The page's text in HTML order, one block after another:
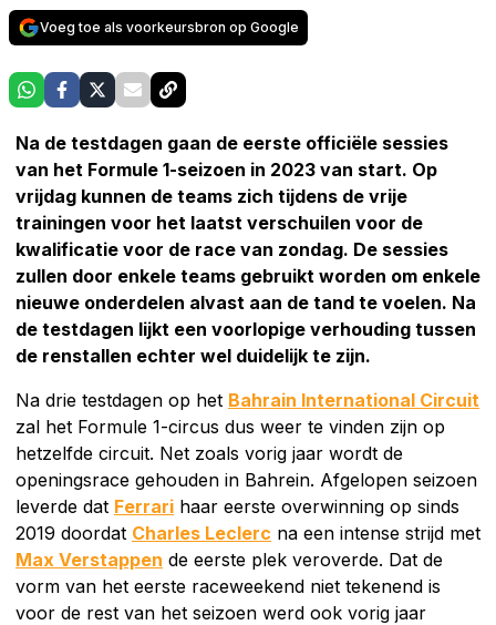
Voeg toe als voorkeursbron op Google
Na de testdagen gaan de eerste officiële sessies
van het Formule 1-seizoen in 2023 van start. Op
vrijdag kunnen de teams zich tijdens de vrije
trainingen voor het laatst verschuilen voor de
kwalificatie voor de race van zondag. De sessies
zullen door enkele teams gebruikt worden om enkele
nieuwe onderdelen alvast aan de tand te voelen. Na
de testdagen lijkt een voorlopige verhouding tussen
de renstallen echter wel duidelijk te zijn.
Na drie testdagen op het Bahrain International Circuit
zal het Formule 1-circus dus weer te vinden zijn op
hetzelfde circuit. Net zoals vorig jaar wordt de
openingsrace gehouden in Bahrein. Afgelopen seizoen
leverde dat Ferrari haar eerste overwinning op sinds
2019 doordat Charles Leclerc na een intense strijd met
Max Verstappen de eerste plek veroverde. Dat de
vorm van het eerste raceweekend niet tekenend is
voor de rest van het seizoen werd ook vorig jaar